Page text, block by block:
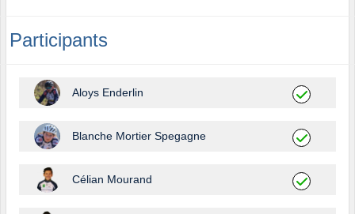
Participants
Aloys Enderlin
Blanche Mortier Spegagne
Célian Mourand